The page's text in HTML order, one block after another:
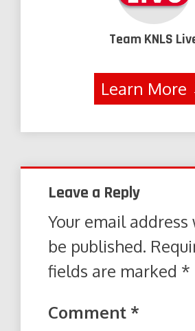
Team KNLS
Learn More
Leave a Reply
Your email
be published.
fields are marked *
Comment *